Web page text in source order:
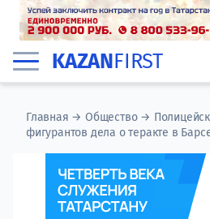
KAZANFIRST
Главная →Общество→
фигурантов дела о теракте в